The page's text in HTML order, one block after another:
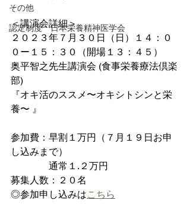
その他
認定制度 日本栄養精神医学会
＜講演会詳細＞
２０２３年７月３０日（日）１４：０
０ー１５：３０（開場１３：４５）
奥平智之先生講演会 (食事栄養療法倶楽
部)
『オキ活のススメ〜オキシトシンと栄
養〜 』
参加費：早割１万円（７月１９日お申
し込みまで）
通常１.２万円
募集人数：２０名
◎参加申し込みはこちら